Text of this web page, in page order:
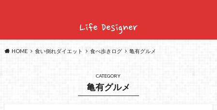
HOME 食い倒れダイエット 食べ歩きログ 亀有グルメ
CATEGORY
亀有グルメ